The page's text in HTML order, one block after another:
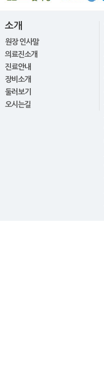
소개
원장 인사말
의료진소개
진료안내
장비소개
둘러보기
오시는길